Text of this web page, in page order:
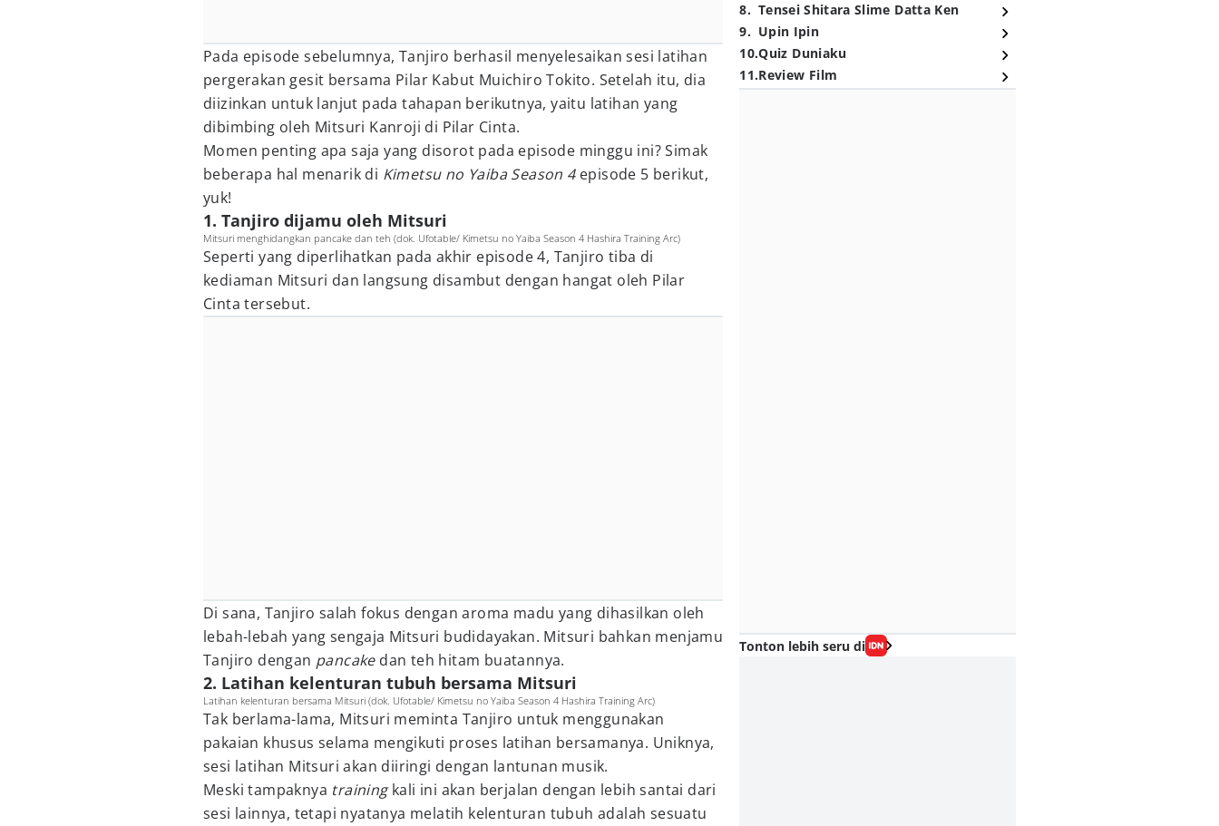
Pada episode sebelumnya, Tanjiro berhasil menyelesaikan sesi latihan
pergerakan gesit bersama Pilar Kabut Muichiro Tokito. Setelah itu, dia
diizinkan untuk lanjut pada tahapan berikutnya, yaitu latihan yang
dibimbing oleh Mitsuri Kanroji di Pilar Cinta.
Momen penting apa saja yang disorot pada episode minggu ini? Simak
beberapa hal menarik di Kimetsu no Yaiba Season 4 episode 5 berikut,
yuk!
1. Tanjiro dijamu oleh Mitsuri
Mitsuri menghidangkan pancake dan teh (dok. Ufotable/ Kimetsu no Yaiba Season 4 Hashira Training Arc)
Seperti yang diperlihatkan pada akhir episode 4, Tanjiro tiba di
kediaman Mitsuri dan langsung disambut dengan hangat oleh Pilar
Cinta tersebut.
Di sana, Tanjiro salah fokus dengan aroma madu yang dihasilkan oleh
lebah-lebah yang sengaja Mitsuri budidayakan. Mitsuri bahkan menjamu
Tanjiro dengan pancakedan teh hitam buatannya.
2. Latihan kelenturan tubuh bersama Mitsuri
Latihan kelenturan bersama Mitsuri (dok. Ufotable/ Kimetsu no Yaiba Season 4 Hashira Training Arc)
Tak berlama-lama, Mitsuri meminta Tanjiro untuk menggunakan
pakaian khusus selama mengikuti proses latihan bersamanya. Uniknya,
sesi latihan Mitsuri akan diiringi dengan lantunan musik.
Meski tampaknya trainingkali ini akan berjalan dengan lebih santai dari
sesi lainnya, tetapi nyatanya melatih kelenturan tubuh adalah sesuatu
8. Tensei Shitara Slime Datta Ken
9. Upin Ipin
10.Quiz Duniaku
11.Review Film
Tonton lebih seru di